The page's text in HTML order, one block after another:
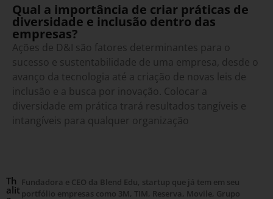
Qual a importância de criar práticas de
diversidade e inclusão dentro das
empresas?
Ações de D&I são fatores determinantes para o
sucesso e sustentabilidade de uma empresa, desde o
avanço da tecnologia até a criação de novas leis de
inclusão e a busca por inovação. Colocar a
diversidade em prática trará resultados tangíveis e
intangíveis para qualquer organização
Th
alit
Fundadora e CEO da Blend Edu, startup que já tem em seu
portfólio empresas como 3M, TIM, Reserva, Movile, Grupo